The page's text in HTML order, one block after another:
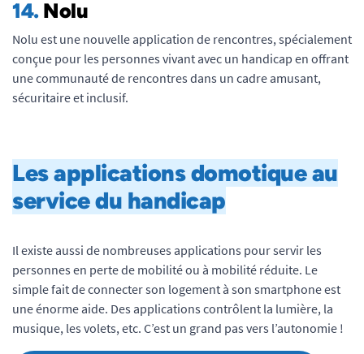
14. Nolu
Nolu est une nouvelle application de rencontres, spécialement
conçue pour les personnes vivant avec un handicap en offrant
une communauté de rencontres dans un cadre amusant,
sécuritaire et inclusif.
Les applications domotique au
service du handicap
Il existe aussi de nombreuses applications pour servir les
personnes en perte de mobilité ou à mobilité réduite. Le
simple fait de connecter son logement à son smartphone est
une énorme aide. Des applications contrôlent la lumière, la
musique, les volets, etc. C’est un grand pas vers l’autonomie !